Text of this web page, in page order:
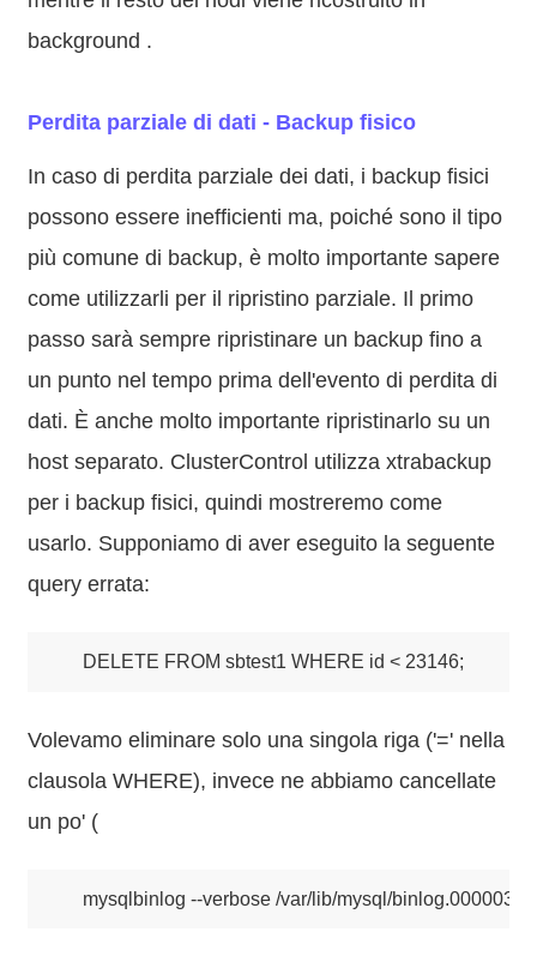
background .
Perdita parziale di dati - Backup fisico
In caso di perdita parziale dei dati, i backup fisici
possono essere inefficienti ma, poiché sono il tipo
più comune di backup, è molto importante sapere
come utilizzarli per il ripristino parziale. Il primo
passo sarà sempre ripristinare un backup fino a
un punto nel tempo prima dell'evento di perdita di
dati. È anche molto importante ripristinarlo su un
host separato. ClusterControl utilizza xtrabackup
per i backup fisici, quindi mostreremo come
usarlo. Supponiamo di aver eseguito la seguente
query errata:
DELETE FROM sbtest1 WHERE id < 23146;
Volevamo eliminare solo una singola riga ('=' nella
clausola WHERE), invece ne abbiamo cancellate
un po' (
mysqlbinlog --verbose /var/lib/mysql/binlog.000003 >